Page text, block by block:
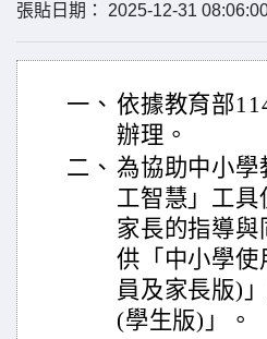
張貼日期： 2025-12-31
一、 依據教育部
辦理。
二、 為協助中小學
工智慧」工
家長的指導
供「中小學使
員及家長版)
(學生版)」。